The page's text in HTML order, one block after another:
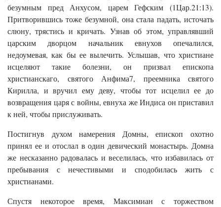
безумным пред Анхусом, царем Гефским (1Цар.21:13).
Притворившись тоже безумной, она стала падать, источать
слюну, трястись и кричать. Узнав об этом, управлявший
царским дворцом начальник евнухов опечалился,
недоумевая, как бы ее вылечить. Услышав, что христиане
исцеляют такие болезни, он призвал епископа
христианскаго, святого Анфима7, преемника святого
Кирилла, и вручил ему деву, чтобы тот исцелил ее до
возвращения царя с войны, евнуха же Индиса он приставил
к ней, чтобы прислуживать.
Постигнув духом намерения Домны, епископ охотно
принял ее и отослал в один девический монастырь. Домна
же несказанно радовалась и веселилась, что избавилась от
пребывания с нечестивыми и сподобилась жить с
христианами.
Спустя некоторое время, Максимиан с торжеством